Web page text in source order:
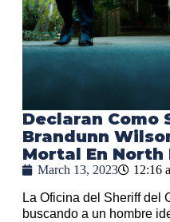
Declaran Como
Brandunn
Mortal En North
March 13, 2023 12:16
La Oficina del Sheriff del
buscando a un hombre